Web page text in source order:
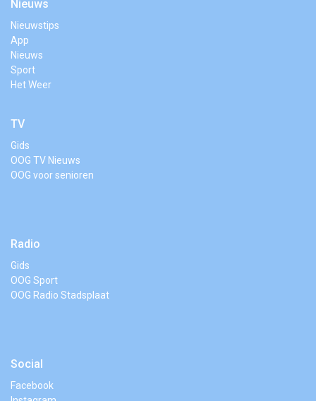
Nieuws
Nieuwstips
App
Nieuws
Sport
Het Weer
TV
Gids
OOG TV Nieuws
OOG voor senioren
Radio
Gids
OOG Sport
OOG Radio Stadsplaat
Social
Facebook